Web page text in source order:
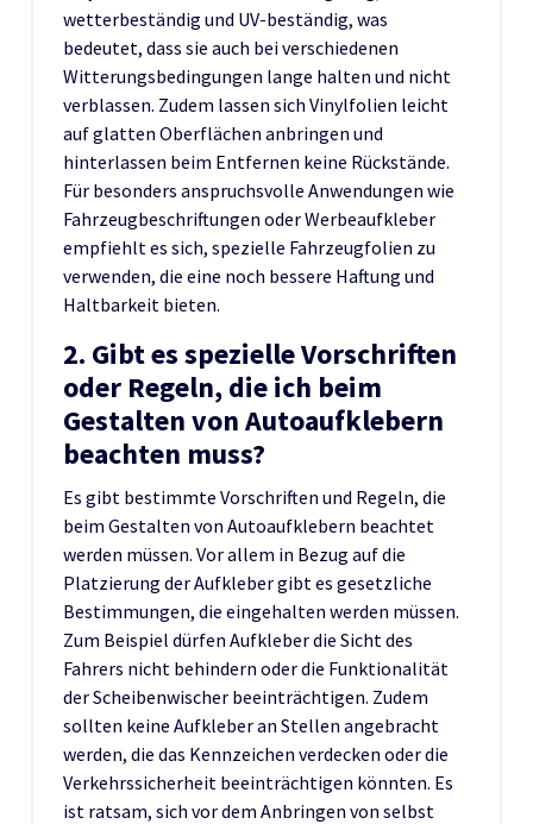
wetterbeständig und UV-beständig, was
bedeutet, dass sie auch bei verschiedenen
Witterungsbedingungen lange halten und nicht
verblassen. Zudem lassen sich Vinylfolien leicht
auf glatten Oberflächen anbringen und
hinterlassen beim Entfernen keine Rückstände.
Für besonders anspruchsvolle Anwendungen wie
Fahrzeugbeschriftungen oder Werbeaufkleber
empfiehlt es sich, spezielle Fahrzeugfolien zu
verwenden, die eine noch bessere Haftung und
Haltbarkeit bieten.
2. Gibt es spezielle Vorschriften
oder Regeln, die ich beim
Gestalten von Autoaufklebern
beachten muss?
Es gibt bestimmte Vorschriften und Regeln, die
beim Gestalten von Autoaufklebern beachtet
werden müssen. Vor allem in Bezug auf die
Platzierung der Aufkleber gibt es gesetzliche
Bestimmungen, die eingehalten werden müssen.
Zum Beispiel dürfen Aufkleber die Sicht des
Fahrers nicht behindern oder die Funktionalität
der Scheibenwischer beeinträchtigen. Zudem
sollten keine Aufkleber an Stellen angebracht
werden, die das Kennzeichen verdecken oder die
Verkehrssicherheit beeinträchtigen könnten. Es
ist ratsam, sich vor dem Anbringen von selbst